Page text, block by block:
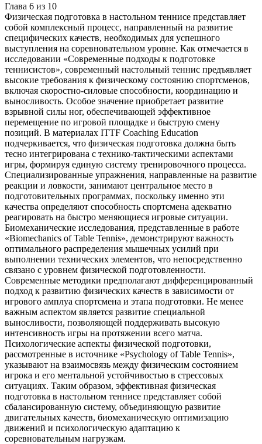
Глава 6 из 10
Физическая подготовка в настольном теннисе представляет
собой комплексный процесс, направленный на развитие
специфических качеств, необходимых для успешного
выступления на соревновательном уровне. Как отмечается в
исследовании «Современные подходы к подготовке
теннисистов», современный настольный теннис предъявляет
высокие требования к физическому состоянию спортсменов,
включая скоростно-силовые способности, координацию и
выносливость. Особое значение приобретает развитие
взрывной силы ног, обеспечивающей эффективное
перемещение по игровой площадке и быструю смену
позиций. В материалах ITTF Coaching Education
подчеркивается, что физическая подготовка должна быть
тесно интегрирована с технико-тактическими аспектами
игры, формируя единую систему тренировочного процесса.
Специализированные упражнения, направленные на развитие
реакции и ловкости, занимают центральное место в
подготовительных программах, поскольку именно эти
качества определяют способность спортсмена адекватно
реагировать на быстро меняющиеся игровые ситуации.
Биомеханические исследования, представленные в работе
«Biomechanics of Table Tennis», демонстрируют важность
оптимального распределения мышечных усилий при
выполнении технических элементов, что непосредственно
связано с уровнем физической подготовленности.
Современные методики предполагают дифференцированный
подход к развитию физических качеств в зависимости от
игрового амплуа спортсмена и этапа подготовки. Не менее
важным аспектом является развитие специальной
выносливости, позволяющей поддерживать высокую
интенсивность игры на протяжении всего матча.
Психологические аспекты физической подготовки,
рассмотренные в источнике «Psychology of Table Tennis»,
указывают на взаимосвязь между физическим состоянием
игрока и его ментальной устойчивостью в стрессовых
ситуациях. Таким образом, эффективная физическая
подготовка в настольном теннисе представляет собой
сбалансированную систему, объединяющую развитие
двигательных качеств, биомеханическую оптимизацию
движений и психологическую адаптацию к
соревновательным нагрузкам.